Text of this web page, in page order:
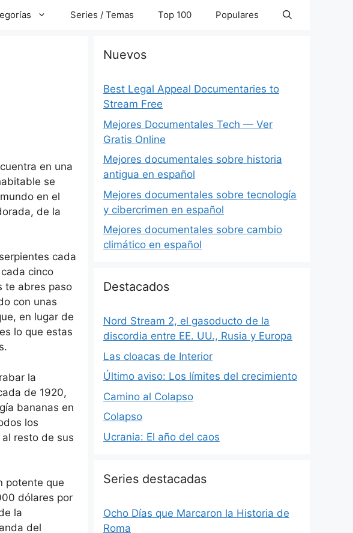
Series / Temas Top 100 Populares
en una
se
en el
de la
cada
cinco
te abres paso
con unas
en lugar de
lo que estas
la
de 1920,
bananas en
los
resto de sus
potente que
dólares por
la
del
Nuevos
Best Legal Appeal Documentaries to
Stream Free
Mejores Documentales Tech — Ver
Gratis Online
Mejores documentales sobre historia
antigua en español
Mejores documentales sobre tecnología
y cibercrimen en español
Mejores documentales sobre cambio
climático en español
Destacados
Nord Stream 2, el gasoducto de la
discordia entre EE. UU., Rusia y Europa
Las cloacas de Interior
Último aviso: Los límites del crecimiento
Camino al Colapso
Colapso
Ucrania: El año del caos
Series destacadas
Ocho Días que Marcaron la Historia de
Roma